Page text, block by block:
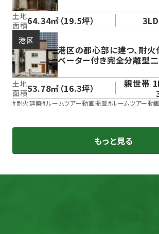
土地
面積64.34㎡（19.5坪）
港区
港区の都心部に建つ、耐
ベーター付き完全分離型
土地
面積53.78㎡（16.3坪）
親世帯
#耐火建築#ルームツアー動画掲載#ルームツアー動
もっと見る